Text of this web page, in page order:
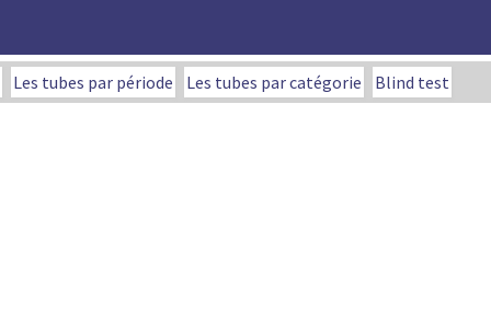
Les tubes par période Les tubes par catégorie Blind test